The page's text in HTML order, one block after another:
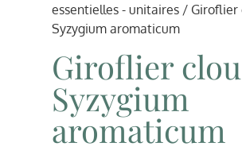
essentielles - unitaires / Giroflier
Syzygium aromaticum
Giroflier
Syzygium
aromaticum